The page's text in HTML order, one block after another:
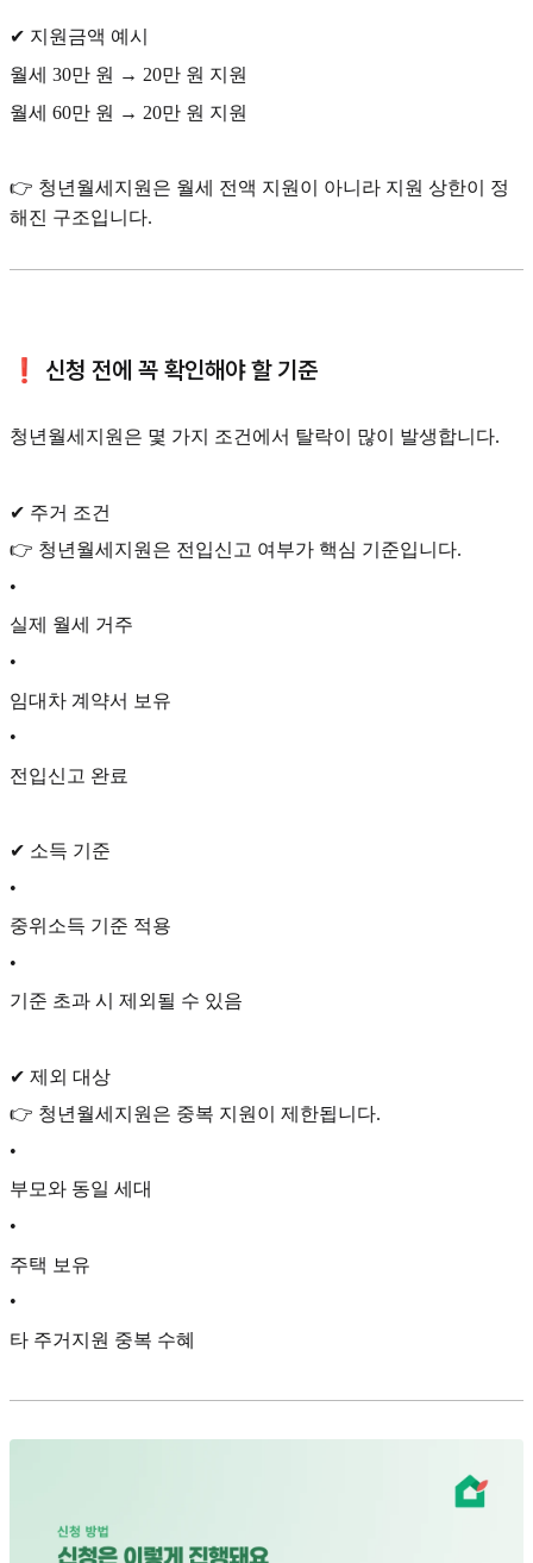
✔ 지원금액 예시
월세 30만 원 → 20만 원 지원
월세 60만 원 → 20만 원 지원
👉 청년월세지원은 월세 전액 지원이 아니라 지원 상한이 정
해진 구조입니다.
❗ 신청 전에 꼭 확인해야 할 기준
청년월세지원은 몇 가지 조건에서 탈락이 많이 발생합니다.
✔ 주거 조건
👉 청년월세지원은 전입신고 여부가 핵심 기준입니다.
•
실제 월세 거주
•
임대차 계약서 보유
•
전입신고 완료
✔ 소득 기준
•
중위소득 기준 적용
•
기준 초과 시 제외될 수 있음
✔ 제외 대상
👉 청년월세지원은 중복 지원이 제한됩니다.
•
부모와 동일 세대
•
주택 보유
•
타 주거지원 중복 수혜